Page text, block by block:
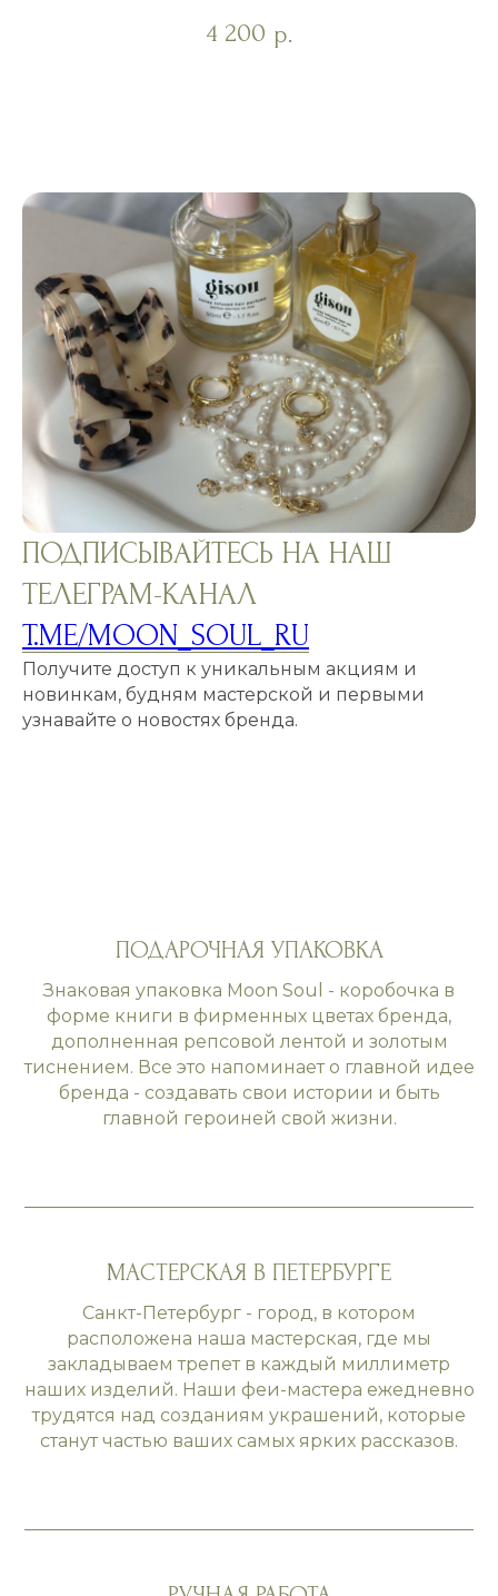
4 200 р.
ПОДПИСЫВАЙТЕСЬ НА НАШ
ТЕЛЕГРАМ-КАНАЛ
T.ME/MOON_SOUL_RU
Получите доступ к уникальным акциям и
новинкам, будням мастерской и первыми
узнавайте о новостях бренда.
ПОДАРОЧНАЯ УПАКОВКА
Знаковая упаковка Moon Soul - коробочка в
форме книги в фирменных цветах бренда,
дополненная репсовой лентой и золотым
тиснением. Все это напоминает о главной идее
бренда - создавать свои истории и быть
главной героиней свой жизни.
МАСТЕРСКАЯ В ПЕТЕРБУРГЕ
Санкт-Петербург - город, в котором
расположена наша мастерская, где мы
закладываем трепет в каждый миллиметр
наших изделий. Наши феи-мастера ежедневно
трудятся над созданиям украшений, которые
станут частью ваших самых ярких рассказов.